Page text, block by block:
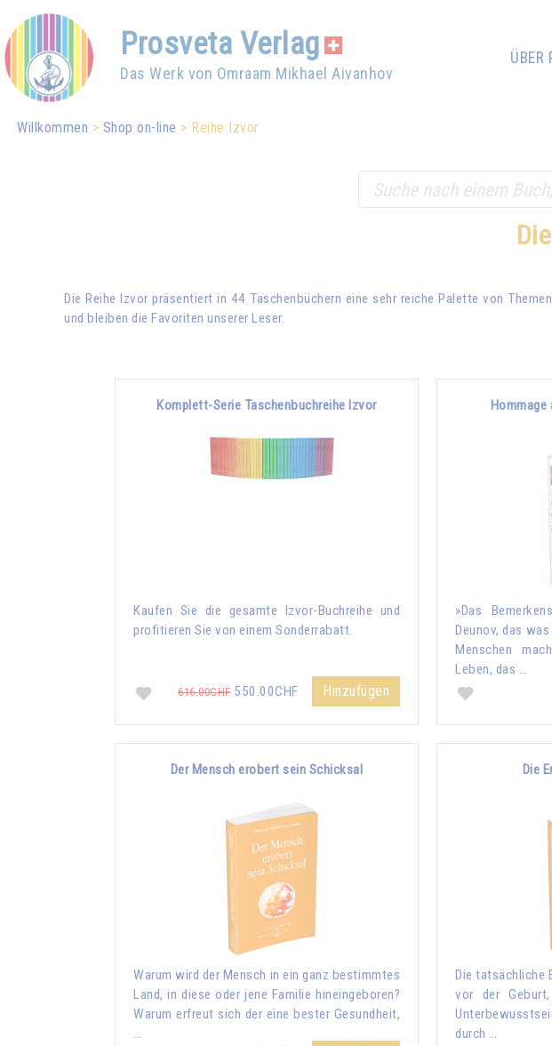
Prosveta Verlag
Das Werk von Omraam Mikhael Aivanhov
ÜBER
Willkommen Shop on-line Reihe Izvor
Die Reihe Izvor präsentiert in 44 Taschenbüchern eine sehr reiche Palette von
und bleiben die Favoriten unserer Leser.
Komplett-Serie Taschenbuchreihe Izvor
Kaufen Sie die gesamte Izvor-Buchreihe und
profitieren Sie von einem Sonderrabatt.
616.00CHF550.00CHF Hinzufügen
»Das
Deunov, das
Menschen
Leben, das …
Der Mensch erobert sein Schicksal
Warum wird der Mensch in ein ganz bestimmtes
Land, in diese oder jene Familie hineingeboren?
Warum erfreut sich der eine bester Gesundheit,
…
Die
Die tatsächliche
vor der
durch …